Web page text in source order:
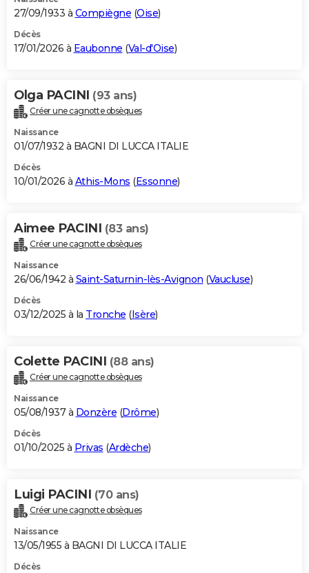
27/09/1933 à Compiègne (Oise)
Décès
17/01/2026 à Eaubonne (Val-d'Oise)
Olga PACINI (93 ans)
Créer une cagnotte obsèques
Naissance
01/07/1932 à BAGNI DI LUCCA ITALIE
Décès
10/01/2026 à Athis-Mons (Essonne)
Aimee PACINI (83 ans)
Créer une cagnotte obsèques
Naissance
26/06/1942 à Saint-Saturnin-lès-Avignon (Vaucluse)
Décès
03/12/2025 à la Tronche (Isère)
Colette PACINI (88 ans)
Créer une cagnotte obsèques
Naissance
05/08/1937 à Donzère (Drôme)
Décès
01/10/2025 à Privas (Ardèche)
Luigi PACINI (70 ans)
Créer une cagnotte obsèques
Naissance
13/05/1955 à BAGNI DI LUCCA ITALIE
Décès